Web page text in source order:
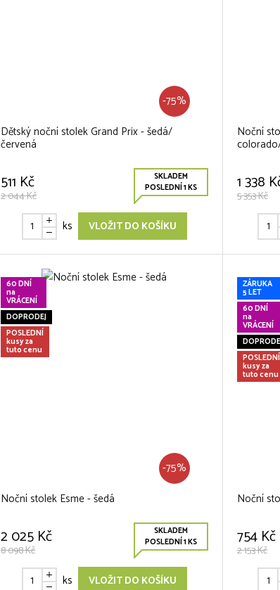
-75%
Dětský noční stolek Grand Prix - šedá/
červená
511 Kč
2 044 Kč
SKLADEM
POSLEDNÍ 1 KS
ks VLOŽIT DO KOŠÍKU
Noční
1 338
5 353 Kč
60 DNÍ
na
VRÁCENÍ
DOPRODEJ
POSLEDNÍ
kusy za
tuto cenu
-75%
Noční stolek Esme - šedá
2 025 Kč
8 098 Kč
SKLADEM
POSLEDNÍ 1 KS
ks VLOŽIT DO KOŠÍKU
ZÁRUKA
5 LET
60 DNÍ
na
VRÁCENÍ
POSLEDNÍ
kusy za
tuto cenu
Noční
754 Kč
2 153 Kč